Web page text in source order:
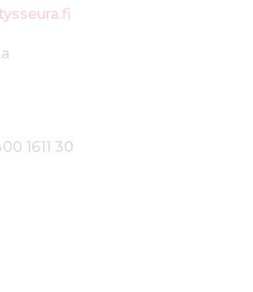
1611 30